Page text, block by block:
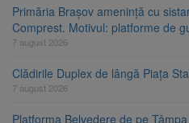
Primăria Brașov amenință cu
Comprest. Motivul: platforme de
7 august 2026
Clădirile Duplex de lângă Piața
7 august 2026
Platforma Belvedere de pe